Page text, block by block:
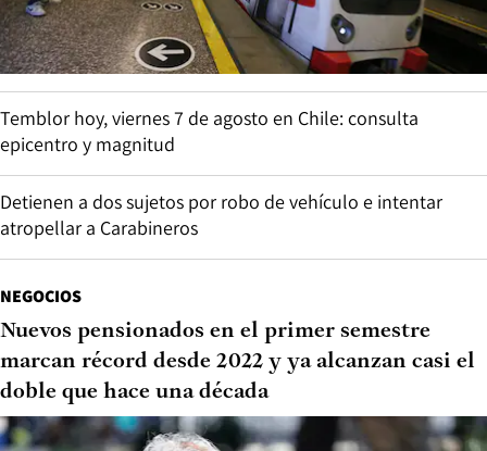
Temblor hoy, viernes 7 de agosto en Chile: consulta
epicentro y magnitud
Detienen a dos sujetos por robo de vehículo e intentar
atropellar a Carabineros
NEGOCIOS
Nuevos pensionados en el primer semestre
marcan récord desde 2022 y ya alcanzan casi el
doble que hace una década